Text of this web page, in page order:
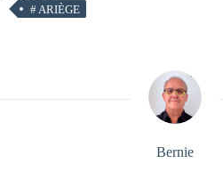
# ARIÈGE
Bernie